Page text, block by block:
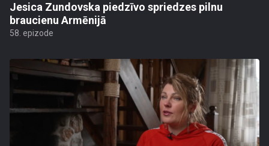
Jesica Zundovska piedzīvo spriedzes pilnu
braucienu Armēnijā
58. epizode